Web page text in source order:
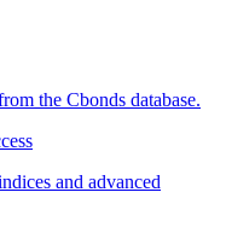
the Cbonds database.
and advanced